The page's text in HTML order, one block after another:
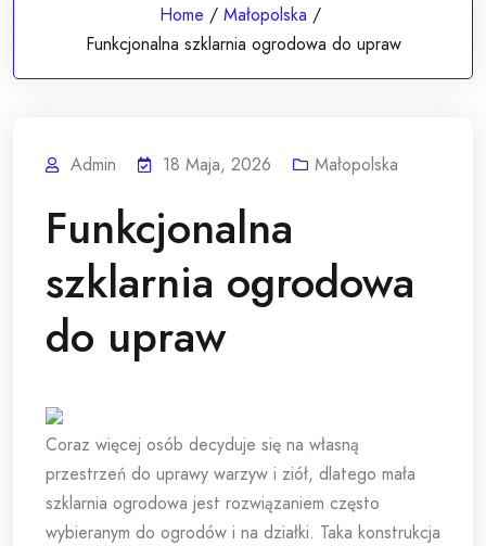
Home / Małopolska /
Funkcjonalna szklarnia ogrodowa do upraw
Admin 18 Maja, 2026 Małopolska
Funkcjonalna
szklarnia ogrodowa
do upraw
Coraz więcej osób decyduje się na własną
przestrzeń do uprawy warzyw i ziół, dlatego mała
szklarnia ogrodowa jest rozwiązaniem często
wybieranym do ogrodów i na działki. Taka konstrukcja